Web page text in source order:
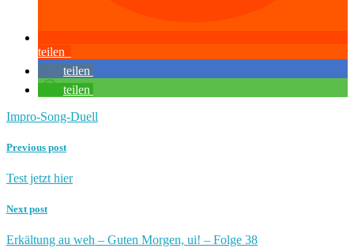
teilen
teilen
teilen
Impro-Song-Duell
Previous post
Test jetzt hier
Next post
Erkältung au weh – Guten Morgen, ui! – Folge 38